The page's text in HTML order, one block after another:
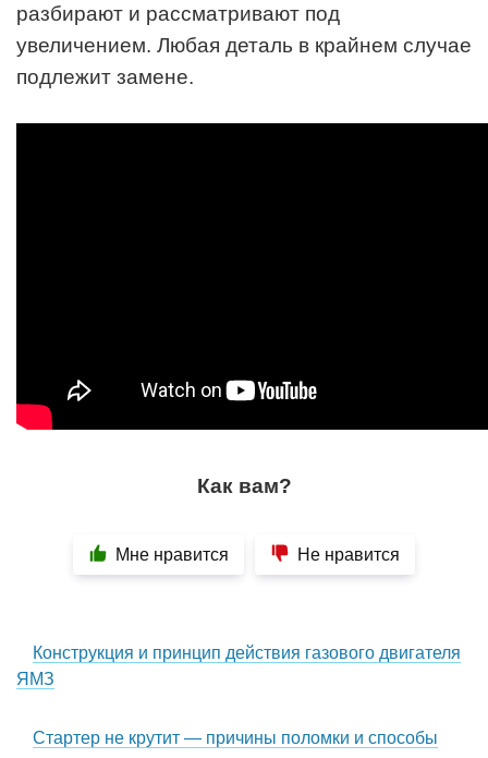
разбирают и рассматривают под
увеличением. Любая деталь в крайнем случае
подлежит замене.
Как вам?
Мне нравится Не нравится
Конструкция и принцип действия газового двигателя
ЯМЗ
Стартер не крутит — причины поломки и способы